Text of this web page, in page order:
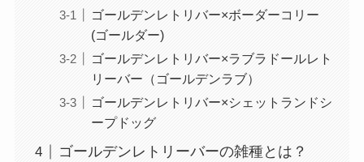
ゴールデンレトリバー×ボーダーコリー
(ゴールダー)
ゴールデンレトリバー×ラブラドールレト
リーバー（ゴールデンラブ）
ゴールデンレトリバー×シェットランドシ
ープドッグ
ゴールデンレトリーバーの雑種とは？